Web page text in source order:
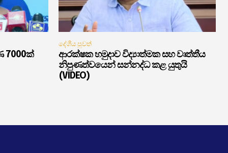
7000ක්
දේශීය පුවත්
ආරක්ෂක හමුදාව විද්‍යාත්මක සහ වෘත්තීය
නිපුණත්වයෙන් සන්නද්ධ කළ යුතුයි
(VIDEO)